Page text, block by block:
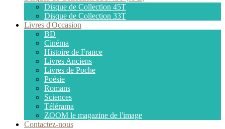
Disque de Collection 45T
Disque de Collection 33T
Livres d'Occasion
BD
Cinéma
Histoire de France
Livres Anciens
Livres de Poche
Poésie
Romans
Sciences
Télérama
ZOOM le magazine de l'image
Contactez-nous